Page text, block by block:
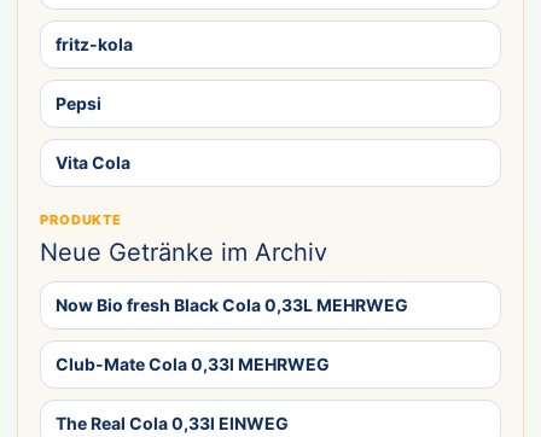
fritz-kola
Pepsi
Vita Cola
PRODUKTE
Neue Getränke im Archiv
Now Bio fresh Black Cola 0,33L MEHRWEG
Club-Mate Cola 0,33l MEHRWEG
The Real Cola 0,33l EINWEG